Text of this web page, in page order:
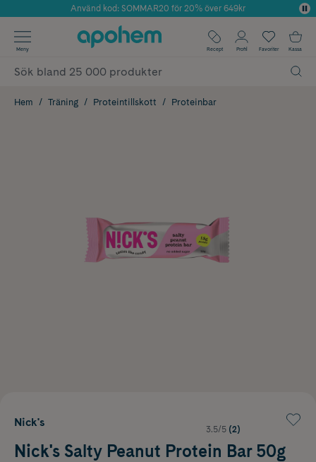
Årets Butik 2025 inom Skönhet
Använd kod: SOMMAR20 för 20% över 649kr
✓ Fri frakt
✓ Poäng på alla köp*
Meny Recept Profil Favoriter Kassa
Hem Träning Proteintillskott Proteinbar
Nick's
3.5/5 (2)
Nick's Salty Peanut Protein Bar 50g